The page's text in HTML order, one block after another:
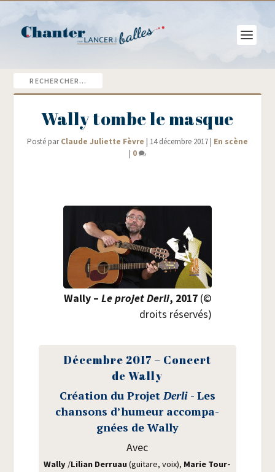
Wally tombe le masque
Posté parClaude Juliette Fèvre | 14 décembre 2017 | En scène
| 0
Wal­ly – Le pro­jet Der­li, 2017(©
droits réservés)
Décembre 2017 – Concert
de Wally
Créa­tion du Pro­jetDer­li - Les
chan­sons d’humeur accom­pa­
gnées de Wally
Avec
Wal­ly /​Lilian Der­ruau(gui­tare, voix), Marie Tour­